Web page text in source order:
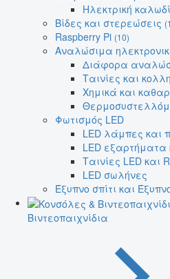
Ηλεκτρική
Βίδες και στερεώσεις
Raspberry Pi (10)
Αναλώσιμα
Διάφορα
Ταινίες και
Χημικά και
Φωτισμός LED
LED λάμπες και
LED
Ταινίες LED και
LED σωλήνες
Έξυπνο σπίτι και
Βιντεοπαιχνίδια